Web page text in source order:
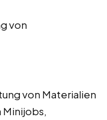
von
von Materialien